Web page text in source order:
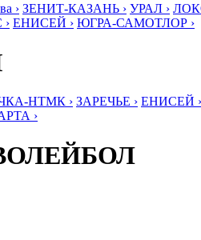
› ЗЕНИТ-КАЗАНЬ › УРАЛ ›
ЕНИСЕЙ › ЮГРА-САМОТЛОР ›
НТМК › ЗАРЕЧЬЕ › ЕНИСЕЙ ›
›